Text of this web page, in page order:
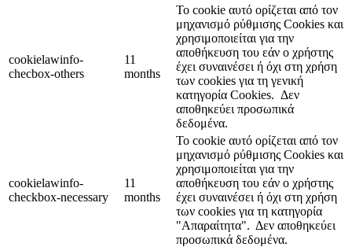
cookielawinfo-
checbox-others
11
months
Το cookie αυτό ορίζεται από τον
μηχανισμό ρύθμισης Cookies και
χρησιμοποιείται για την
αποθήκευση του εάν ο χρήστης
έχει συναινέσει ή όχι στη χρήση
των cookies για τη γενική
κατηγορία Cookies. Δεν
αποθηκεύει προσωπικά
δεδομένα.
cookielawinfo-
checkbox-necessary
11
months
Το cookie αυτό ορίζεται από τον
μηχανισμό ρύθμισης Cookies και
χρησιμοποιείται για την
αποθήκευση του εάν ο χρήστης
έχει συναινέσει ή όχι στη χρήση
των cookies για τη κατηγορία
"Απαραίτητα". Δεν αποθηκεύει
προσωπικά δεδομένα.